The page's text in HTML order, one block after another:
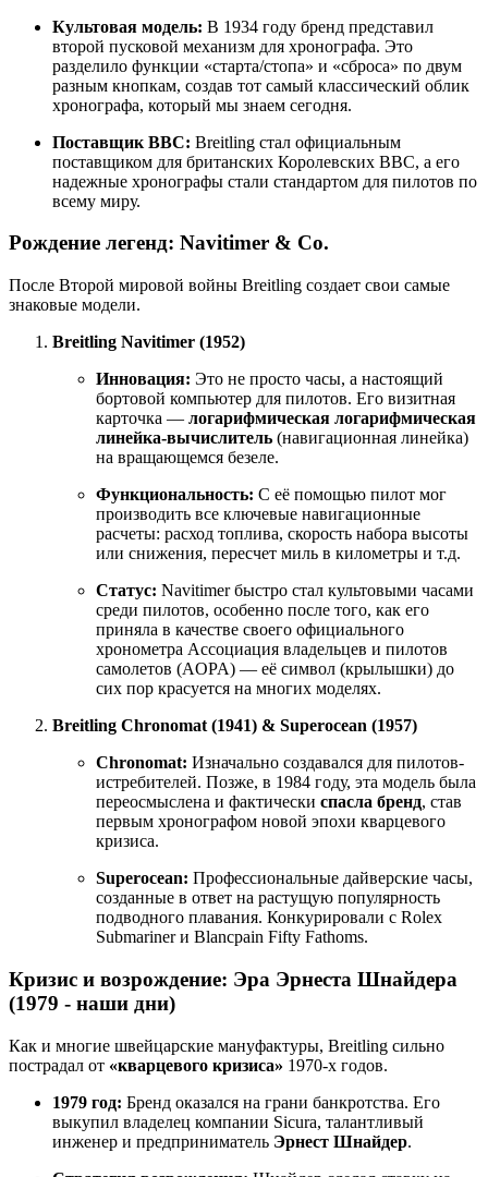
Культовая модель: В 1934 году бренд представил
второй пусковой механизм для хронографа. Это
разделило функции «старта/стопа» и «сброса» по двум
разным кнопкам, создав тот самый классический облик
хронографа, который мы знаем сегодня.
Поставщик ВВС: Breitling стал официальным
поставщиком для британских Королевских ВВС, а его
надежные хронографы стали стандартом для пилотов по
всему миру.
Рождение легенд: Navitimer & Co.
После Второй мировой войны Breitling создает свои самые
знаковые модели.
Breitling Navitimer (1952)
Инновация: Это не просто часы, а настоящий
бортовой компьютер для пилотов. Его визитная
карточка — логарифмическая логарифмическая
линейка-вычислитель (навигационная линейка)
на вращающемся безеле.
Функциональность: С её помощью пилот мог
производить все ключевые навигационные
расчеты: расход топлива, скорость набора высоты
или снижения, пересчет миль в километры и т.д.
Статус: Navitimer быстро стал культовыми часами
среди пилотов, особенно после того, как его
приняла в качестве своего официального
хронометра Ассоциация владельцев и пилотов
самолетов (AOPA) — её символ (крылышки) до
сих пор красуется на многих моделях.
Breitling Chronomat (1941) & Superocean (1957)
Chronomat: Изначально создавался для пилотов-
истребителей. Позже, в 1984 году, эта модель была
переосмыслена и фактически спасла бренд, став
первым хронографом новой эпохи кварцевого
кризиса.
Superocean: Профессиональные дайверские часы,
созданные в ответ на растущую популярность
подводного плавания. Конкурировали с Rolex
Submariner и Blancpain Fifty Fathoms.
Кризис и возрождение: Эра Эрнеста Шнайдера
(1979 - наши дни)
Как и многие швейцарские мануфактуры, Breitling сильно
пострадал от «кварцевого кризиса» 1970-х годов.
1979 год: Бренд оказался на грани банкротства. Его
выкупил владелец компании Sicura, талантливый
инженер и предприниматель Эрнест Шнайдер.